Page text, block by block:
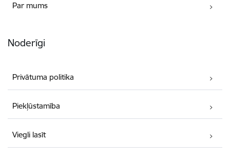
Par mums
Noderīgi
Privātuma politika
Piekļūstamība
Viegli lasīt